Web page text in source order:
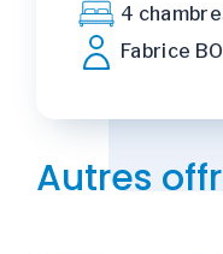
4
Fabrice
Autres